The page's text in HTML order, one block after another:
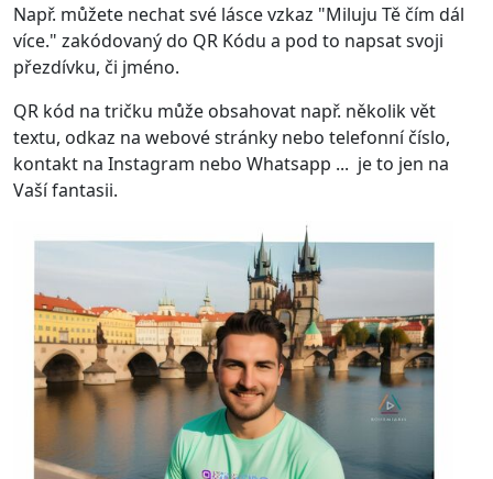
Např. můžete nechat své lásce vzkaz "Miluju Tě čím dál
více." zakódovaný do QR Kódu a pod to napsat svoji
přezdívku, či jméno.
QR kód na tričku může obsahovat např. několik vět
textu, odkaz na webové stránky nebo telefonní číslo,
kontakt na Instagram nebo Whatsapp ... je to jen na
Vaší fantasii.